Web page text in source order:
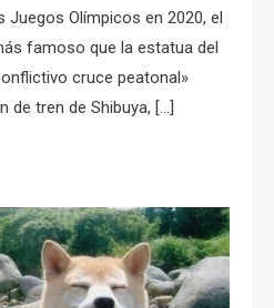
Juegos Olímpicos en 2020, el
famoso que la estatua del
cruce peatonal»
de tren de Shibuya, […]